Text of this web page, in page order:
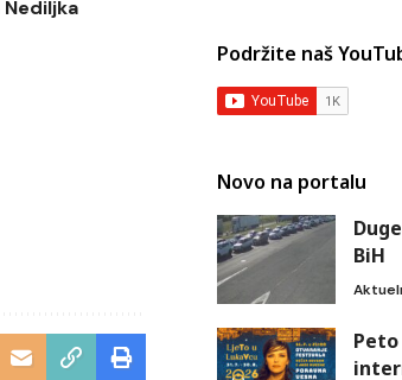
Nediljka
Podržite naš
Novo na portalu
BiH